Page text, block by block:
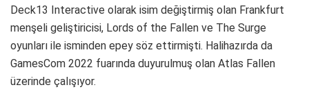
Deck13 Interactive olarak isim değiştirmiş olan Frankfurt
menşeli geliştiricisi, Lords of the Fallen ve The Surge
oyunları ile isminden epey söz ettirmişti. Halihazırda da
GamesCom 2022 fuarında duyurulmuş olan Atlas Fallen
üzerinde çalışıyor.